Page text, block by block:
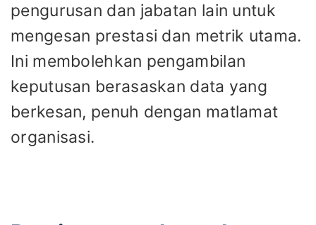
pengurusan dan jabatan lain untuk
mengesan prestasi dan metrik utama.
Ini membolehkan pengambilan
keputusan berasaskan data yang
berkesan, penuh dengan matlamat
organisasi.